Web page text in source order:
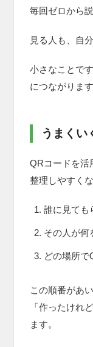
毎回ゼロから
見る人も、自
小さなことで
につながります
うまくい
QRコードを活
整理しやすくな
誰に見ても
その人が何
どの場所で
この順番があ
「作ったけれ
ます。